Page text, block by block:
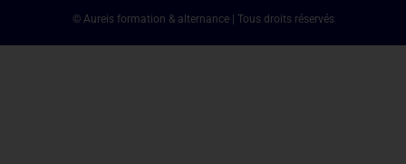
© Aureis formation & alternance | Tous droits réservés